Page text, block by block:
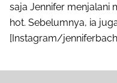
saja Jennifer menjalani
hot. Sebelumnya, ia
[Instagram/